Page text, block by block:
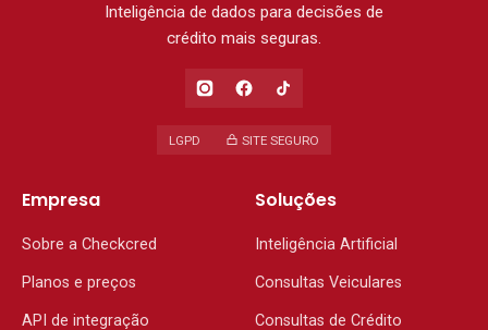
Inteligência de dados para decisões de
crédito mais seguras.
LGPD SITE SEGURO
Soluções
Inteligência Artificial
Consultas Veiculares
Consultas de Crédito
Empresa
Sobre a Checkcred
Planos e preços
API de integração